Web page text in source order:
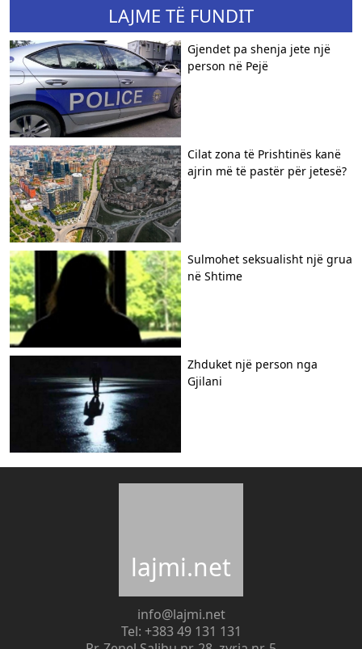
LAJME TË FUNDIT
Gjendet pa shenja jete një
person në Pejë
Cilat zona të Prishtinës kanë
ajrin më të pastër për jetesë?
Sulmohet seksualisht një grua
në Shtime
Zhduket një person nga
Gjilani
lajmi.net
info@lajmi.net
Tel: +383 49 131 131